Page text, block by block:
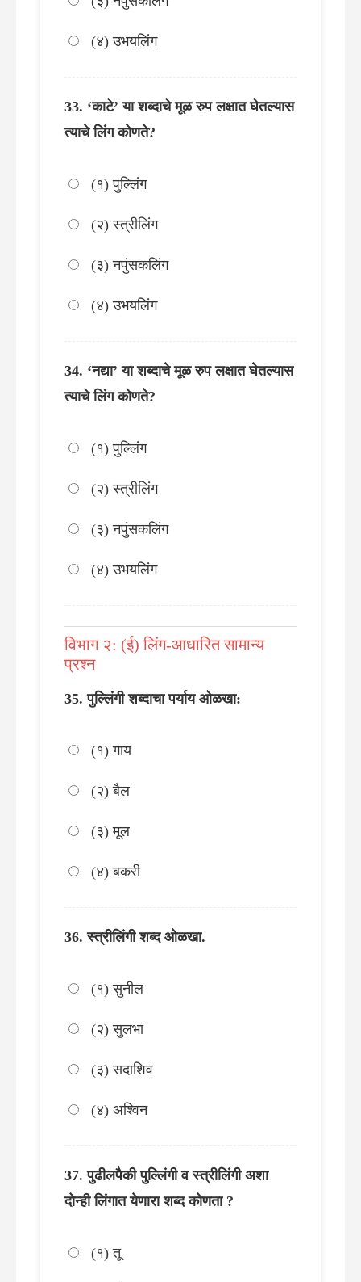
(४) उभयलिंग
‘काटे’ या शब्दाचे मूळ रुप लक्षात घेतल्यास
त्याचे लिंग कोणते?
(१) पुल्लिंग
(२) स्त्रीलिंग
(३) नपुंसकलिंग
(४) उभयलिंग
‘नद्या’ या शब्दाचे मूळ रुप लक्षात घेतल्यास
त्याचे लिंग कोणते?
(१) पुल्लिंग
(२) स्त्रीलिंग
(३) नपुंसकलिंग
(४) उभयलिंग
विभाग २: (ई) लिंग-आधारित सामान्य
प्रश्न
पुल्लिंगी शब्दाचा पर्याय ओळखा:
(१) गाय
(२) बैल
(३) मूल
(४) बकरी
स्त्रीलिंगी शब्द ओळखा.
(१) सुनील
(२) सुलभा
(३) सदाशिव
(४) अश्विन
पुढीलपैकी पुल्लिंगी व स्त्रीलिंगी अशा
दोन्ही लिंगात येणारा शब्द कोणता ?
(१) तू